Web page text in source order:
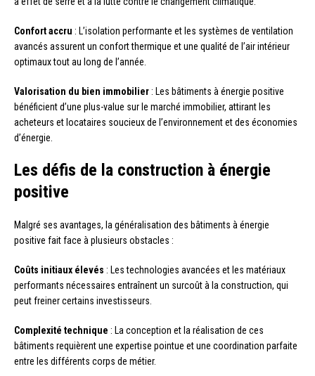
Confort accru : L’isolation performante et les systèmes de ventilation
avancés assurent un confort thermique et une qualité de l’air intérieur
optimaux tout au long de l’année.
Valorisation du bien immobilier : Les bâtiments à énergie positive
bénéficient d’une plus-value sur le marché immobilier, attirant les
acheteurs et locataires soucieux de l’environnement et des économies
d’énergie.
Les défis de la construction à énergie
positive
Malgré ses avantages, la généralisation des bâtiments à énergie
positive fait face à plusieurs obstacles :
Coûts initiaux élevés : Les technologies avancées et les matériaux
performants nécessaires entraînent un surcoût à la construction, qui
peut freiner certains investisseurs.
Complexité technique : La conception et la réalisation de ces
bâtiments requièrent une expertise pointue et une coordination parfaite
entre les différents corps de métier.